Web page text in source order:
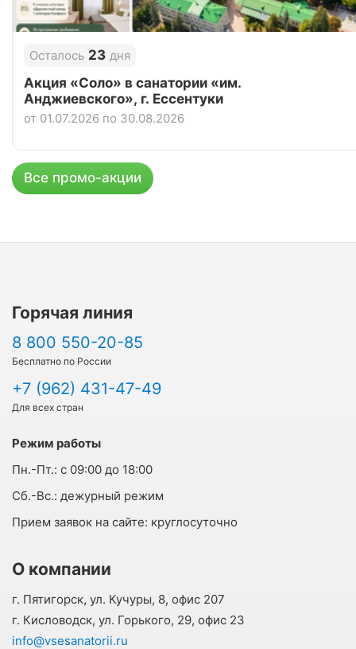
Осталось 23 дня
Акция «Соло» в санатории «им.
Анджиевского», г. Ессентуки
от 01.07.2026 по 30.08.2026
Все промо-акции
Горячая линия
8 800 550-20-85
Бесплатно по России
+7 (962) 431-47-49
Для всех стран
Режим работы
Пн.-Пт.: с 09:00 до 18:00
Cб.-Вс.: дежурный режим
Прием заявок на сайте: круглосуточно
О компании
г. Пятигорск, ул. Кучуры, 8, офис 207
г. Кисловодск, ул. Горького, 29, офис 23
info@vsesanatorii.ru